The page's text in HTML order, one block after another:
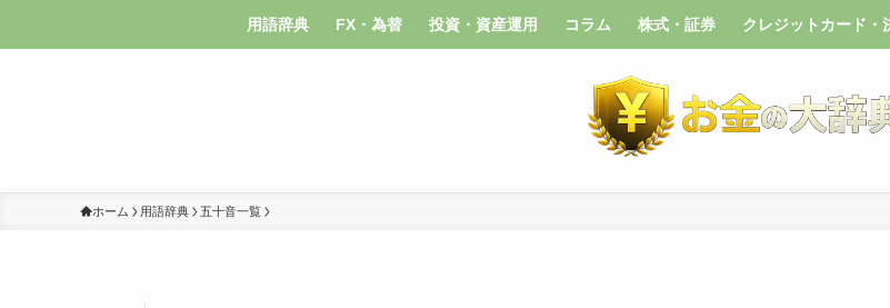
用語辞典 FX・為替 投資・資産運用 コラム 株式・証券 クレジットカード・
ホーム 用語辞典 五十音一覧